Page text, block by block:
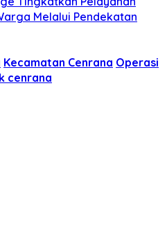
Melalui Pendekatan
Kecamatan Cenrana Operasi
cenrana